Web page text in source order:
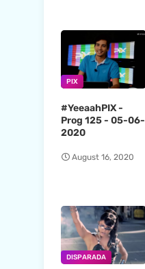
PIX
#YeeaahPIX -
Prog 125 - 05-06-
2020
August 16, 2020
DISPARADA